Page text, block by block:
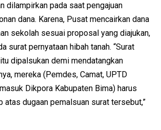
dilampirkan pada saat pengajuan
dana. Karena, Pusat mencairkan dana
sekolah sesuai proposal yang diajukan,
surat pernyataan hibah tanah. “Surat
dipalsukan demi mendatangkan
mereka (Pemdes, Camat, UPTD
Dikpora Kabupaten Bima) harus
atas dugaan pemalsuan surat tersebut,”